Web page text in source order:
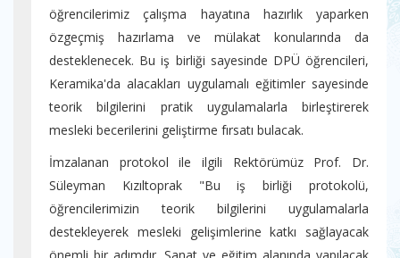
öğrencilerimiz çalışma hayatına hazırlık yaparken
özgeçmiş hazırlama ve mülakat konularında da
desteklenecek. Bu iş birliği sayesinde DPÜ öğrencileri,
Keramika'da alacakları uygulamalı eğitimler sayesinde
teorik bilgilerini pratik uygulamalarla birleştirerek
mesleki becerilerini geliştirme fırsatı bulacak.
İmzalanan protokol ile ilgili Rektörümüz Prof. Dr.
Süleyman Kızıltoprak "Bu iş birliği protokolü,
öğrencilerimizin teorik bilgilerini uygulamalarla
destekleyerek mesleki gelişimlerine katkı sağlayacak